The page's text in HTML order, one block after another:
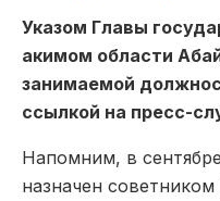
Указом Главы
акимом области
занимаемой
ссылкой на пресс-
Напомним, в
назначен